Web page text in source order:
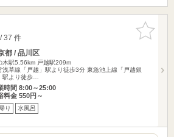
お気に入
りに追加
37 件
都 / 品川区
木駅5.56km 戸越駅209m
浅草線「戸越」駅より徒歩3分 東急池上線「戸越銀
駅より徒歩…
時間 8:00～25:00
料金 550円～
り 水風呂